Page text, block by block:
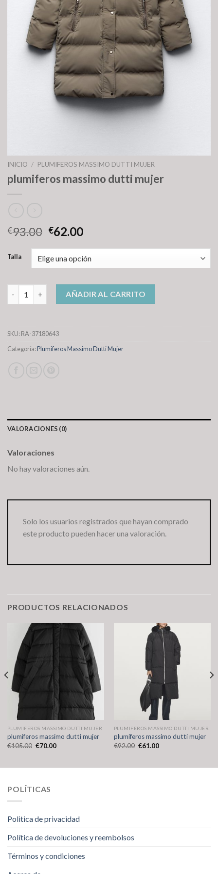
INICIO / PLUMIFEROS MASSIMO DUTTI MUJER
plumiferos massimo dutti mujer
€93.00 €62.00
Talla
plumiferos massimo dutti mujer cantidad
AÑADIR AL CARRITO
SKU:RA-37180643
Categoría:Plumiferos Massimo Dutti Mujer
VALORACIONES (0)
Valoraciones
No hay valoraciones aún.
Solo los usuarios registrados que hayan comprado
este producto pueden hacer una valoración.
PRODUCTOS RELACIONADOS
PLUMIFEROS MASSIMO DUTTI MUJER
plumiferos massimo dutti mujer
€105.00 €70.00
PLUMIFEROS MASSIMO DUTTI MUJER
plumiferos massimo dutti mujer
€92.00 €61.00
POLÍTICAS
Politica de privacidad
Política de devoluciones y reembolsos
Términos y condiciones